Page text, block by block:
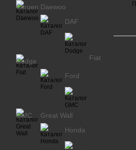
Citroen Daewoo
DAF
Dodge Fiat
Ford
GMC
Great Wall
Honda